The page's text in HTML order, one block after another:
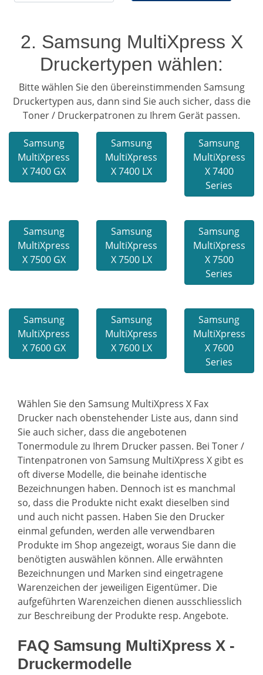
2. Samsung MultiXpress X
Druckertypen wählen:
Bitte wählen Sie den übereinstimmenden Samsung
Druckertypen aus, dann sind Sie auch sicher, dass die
Toner / Druckerpatronen zu Ihrem Gerät passen.
Samsung
MultiXpress
X 7400 GX
Samsung
MultiXpress
X 7400 LX
Samsung
MultiXpress
X 7400
Series
Samsung
MultiXpress
X 7500 GX
Samsung
MultiXpress
X 7500 LX
Samsung
MultiXpress
X 7500
Series
Samsung
MultiXpress
X 7600 GX
Samsung
MultiXpress
X 7600 LX
Samsung
MultiXpress
X 7600
Series
Wählen Sie den Samsung MultiXpress X Fax
Drucker nach obenstehender Liste aus, dann sind
Sie auch sicher, dass die angebotenen
Tonermodule zu Ihrem Drucker passen. Bei Toner /
Tintenpatronen von Samsung MultiXpress X gibt es
oft diverse Modelle, die beinahe identische
Bezeichnungen haben. Dennoch ist es manchmal
so, dass die Produkte nicht exakt dieselben sind
und auch nicht passen. Haben Sie den Drucker
einmal gefunden, werden alle verwendbaren
Produkte im Shop angezeigt, woraus Sie dann die
benötigten auswählen können. Alle erwähnten
Bezeichnungen und Marken sind eingetragene
Warenzeichen der jeweiligen Eigentümer. Die
aufgeführten Warenzeichen dienen ausschliesslich
zur Beschreibung der Produkte resp. Angebote.
FAQ Samsung MultiXpress X -
Druckermodelle